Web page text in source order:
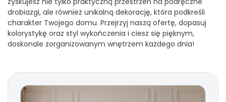
drobiazgi, ale również unikalną dekorację, która podkreśli
charakter Twojego domu. Przejrzyj naszą ofertę, dopasuj
kolorystykę oraz styl wykończenia i ciesz się pięknym,
doskonale zorganizowanym wnętrzem każdego dnia!